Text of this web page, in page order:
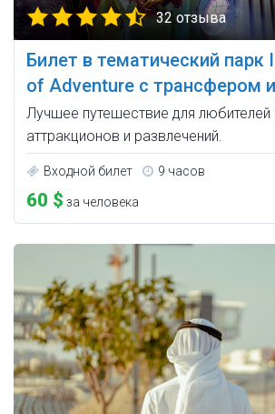
32 отзыва
Билет в тематический парк
of Adventure с трансфером
Лучшее путешествие для
аттракционов и развлечений.
Входной билет 9 часов
60 $ за человека